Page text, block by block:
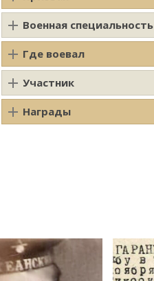
Военная специальность
Где воевал
Участник
Награды